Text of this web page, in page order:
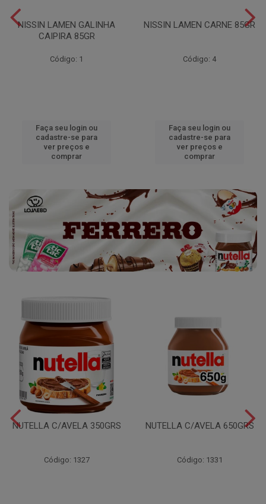
NISSIN LAMEN GALINHA
CAIPIRA 85GR
Código: 1
Faça seu login ou
cadastre-se para
ver preços e
comprar
NISSIN LAMEN CARNE 85GR
Código: 4
Faça seu login ou
cadastre-se para
ver preços e
comprar
NUTELLA C/AVELA 350GRS
Código: 1327
NUTELLA C/AVELA 650GRS
Código: 1331